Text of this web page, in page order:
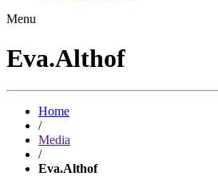
Menu
Eva.Althof
Home
/
Media
/
Eva.Althof